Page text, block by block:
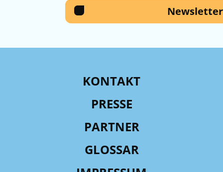
Newsletter
KONTAKT
PRESSE
PARTNER
GLOSSAR